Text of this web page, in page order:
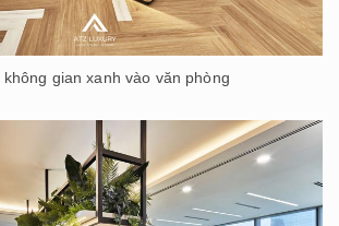
không gian xanh vào văn phòng